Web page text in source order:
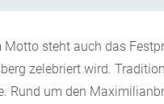
steht auch das
zelebriert wird.
Rund um den